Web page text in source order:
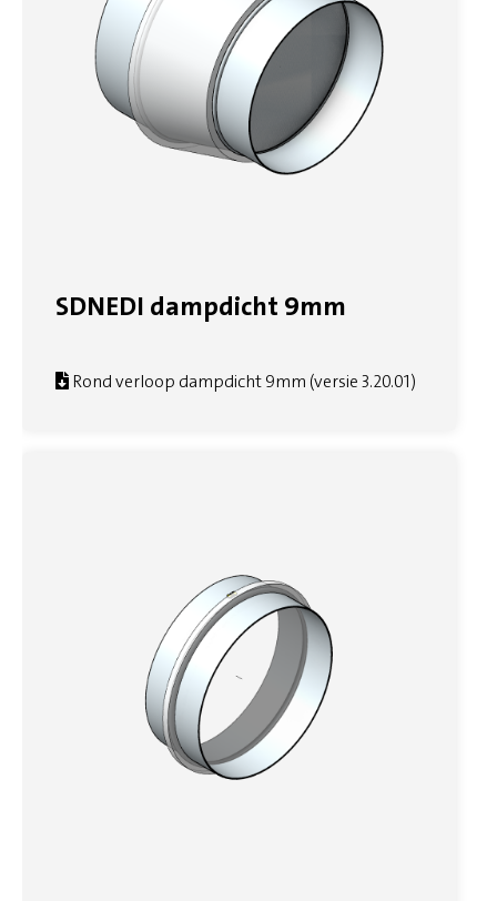
SDNEDI dampdicht 9mm
Rond verloop dampdicht 9mm (versie 3.20.01)